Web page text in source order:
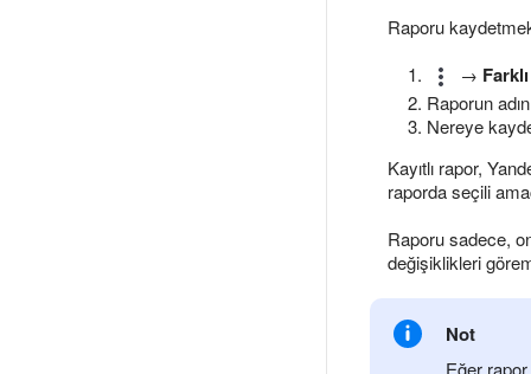
Raporu
→
Raporun
Nereye
Kayıtlı rapor,
raporda seçili
Raporu sadece,
değişiklikleri
Not
Eğer rapor